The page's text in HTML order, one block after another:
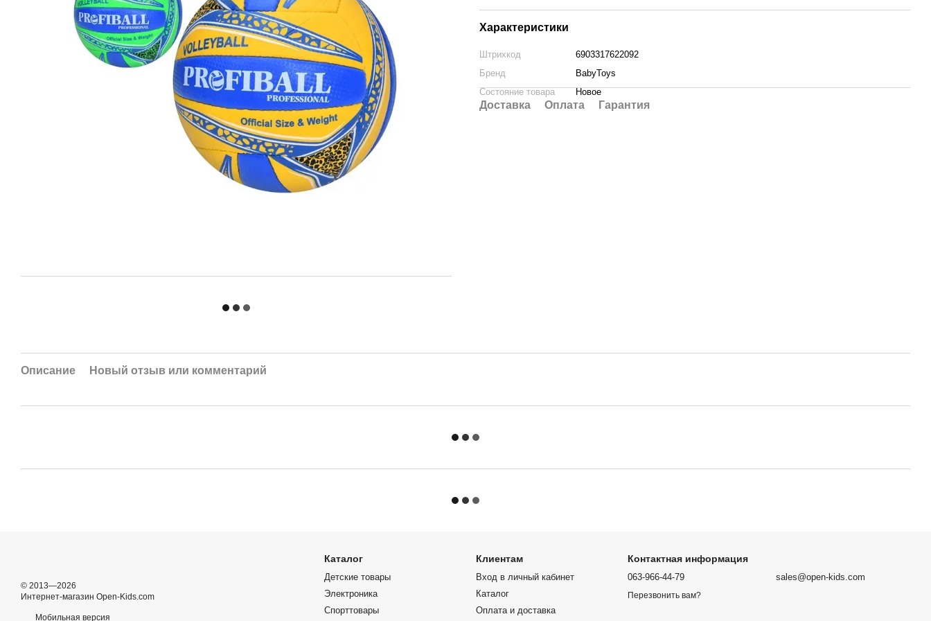
Характеристики
Штрихкод
6903317622092
Бренд
BabyToys
Состояние товара
Новое
Доставка Оплата Гарантия
Описание Новый отзыв или комментарий
© 2013—2026
Интернет-магазин Open-Kids.com
Мобильная версия
Каталог
Детские товары
Электроника
Спорттовары
Клиентам
Вход в личный кабинет
Каталог
Оплата и доставка
Контактная информация
063-966-44-79
Перезвонить вам?
sales@open-kids.com